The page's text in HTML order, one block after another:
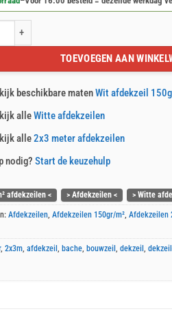
2x3m 150gr/m² aantal
TOEVOEGEN AAN
beschikbare matenWit afdekzeil
alleWitte afdekzeilen
alle2x3 meter afdekzeilen
nodig? Start de keuzehulp
afdekzeilen < > Afdekzeilen < > Witte
Afdekzeilen,Afdekzeilen 150gr/m²,Afdekzeilen
,2x3m,afdekzeil, bache, bouwzeil,dekzeil,